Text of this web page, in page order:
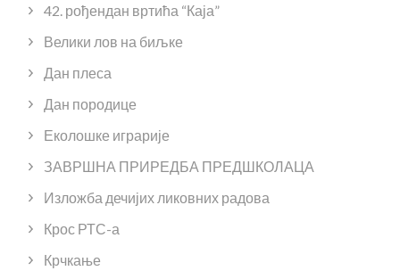
42. рођендан вртића “Каја”
Велики лов на биљке
Дан плеса
Дан породице
Еколошке играрије
ЗАВРШНА ПРИРЕДБА ПРЕДШКОЛАЦА
Изложба дечијих ликовних радова
Крос РТС-а
Крчкање